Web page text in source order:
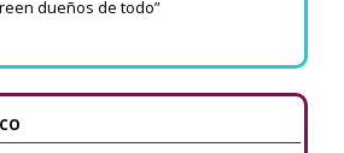
dueños de todo”